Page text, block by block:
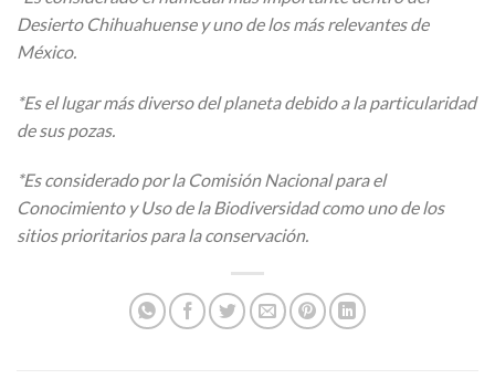
Desierto Chihuahuense y uno de los más relevantes de
México.
*Es el lugar más diverso del planeta debido a la particularidad
de sus pozas.
*Es considerado por la Comisión Nacional para el
Conocimiento y Uso de la Biodiversidad como uno de los
sitios prioritarios para la conservación.